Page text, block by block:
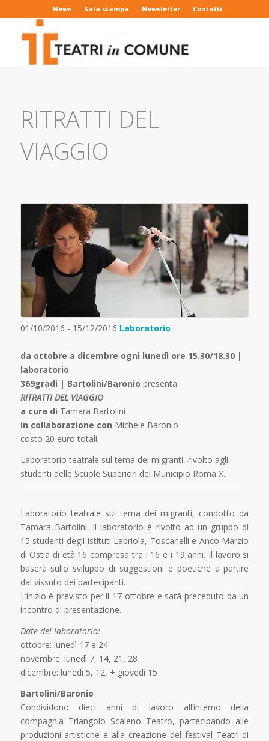
News Sala stampa Newsletter Contatti
RITRATTI DEL
VIAGGIO
01/10/2016 - 15/12/2016 Laboratorio
da ottobre a dicembre ogni lunedì ore 15.30/18.30 |
laboratorio
369gradi | Bartolini/Baronio presenta
RITRATTI DEL VIAGGIO
a cura di Tamara Bartolini
in collaborazione con Michele Baronio
costo 20 euro totali
Laboratorio teatrale sul tema dei migranti, rivolto agli
studenti delle Scuole Superiori del Municipio Roma X.
Laboratorio teatrale sul tema dei migranti, condotto da
Tamara Bartolini. Il laboratorio è rivolto ad un gruppo di
15 studenti degli Istituti Labriola, Toscanelli e Anco Marzio
di Ostia di età 16 compresa tra i 16 e i 19 anni. Il lavoro si
baserà sullo sviluppo di suggestioni e poetiche a partire
dal vissuto dei partecipanti.
L’inizio è previsto per il 17 ottobre e sarà preceduto da un
incontro di presentazione.
Date del laboratorio:
ottobre: lunedì 17 e 24
novembre: lunedì 7, 14, 21, 28
dicembre: lunedì 5, 12, + giovedì 15
Bartolini/Baronio
Condividono dieci anni di lavoro all’interno della
compagnia Triangolo Scaleno Teatro, partecipando alle
produzioni artistiche e alla creazione del festival Teatri di